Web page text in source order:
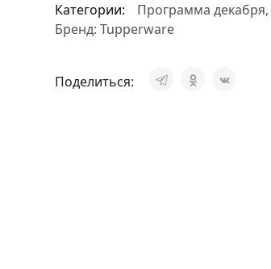
Категории:
Программа декабря,
Бренд: Tupperware
Поделиться: